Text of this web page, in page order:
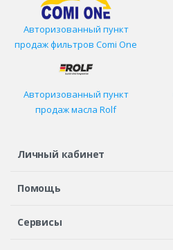
Авторизованный пункт
продаж фильтров Comi One
Авторизованный пункт
продаж масла Rolf
Личный кабинет
Регистрация или вход
Помощь
Шины в кредит
Сервисы